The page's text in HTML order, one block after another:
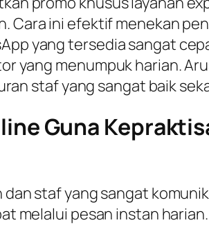
Cara ini efektif menekan
yang tersedia sangat
yang menumpuk harian.
staf yang sangat baik
Guna
staf yang sangat
melalui pesan instan